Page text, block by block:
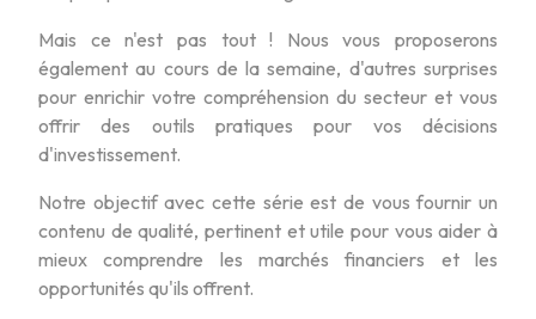
Mais ce n'est pas tout ! Nous vous proposerons
également au cours de la semaine, d'autres surprises
pour enrichir votre compréhension du secteur et vous
offrir des outils pratiques pour vos décisions
d'investissement.
Notre objectif avec cette série est de vous fournir un
contenu de qualité, pertinent et utile pour vous aider à
mieux comprendre les marchés financiers et les
opportunités qu'ils offrent.